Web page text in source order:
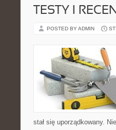
TESTY I
POSTED BY ADMIN
stał się uporządkowany.